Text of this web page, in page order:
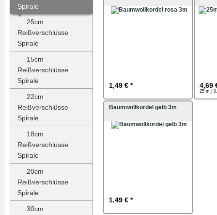
Spirale
25cm
Reißverschlüsse
Spirale
15cm
Reißverschlüsse
Spirale
22cm
Reißverschlüsse
Spirale
18cm
Reißverschlüsse
Spirale
20cm
Reißverschlüsse
Spirale
30cm
1,49 € * 4,69
25 m |
Baumwollkordel gelb 3m
1,49 € *